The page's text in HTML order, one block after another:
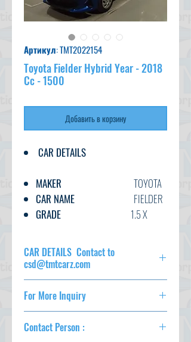
Артикул: TMT2022154
Toyota Fielder Hybrid Year - 2018
Cc - 1500
Добавить в корзину
CAR DETAILS
MAKER
TOYOTA
CAR NAME
FIELDER
GRADE 1.5 X
C.CODENKE165-
715****
YEAR2018
CC1500
TRANSMISSIONAT
FUEL PETROL
CAR DETAILS Contact to
csd@tmtcarz.com
CAR NAMEFIELDER
GRADE1.5 X HYBRID
C.CODENKE165-
For More Inquiry
Contact Person :